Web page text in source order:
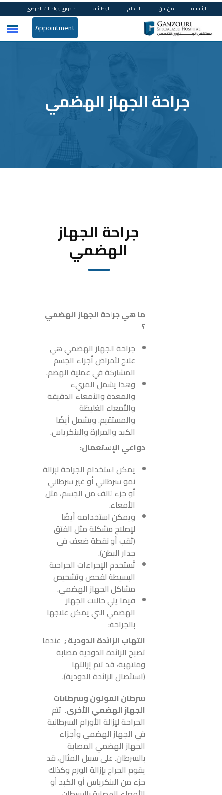
الرئيسية من نحن الاعلام الوظائف حقوق وواجبات المرضى
Appointment
جراحة الجهاز الهضمي
جراحة الجهاز
الهضمي
ما هي جراحة الجهاز الهضمي
؟
جراحة الجهاز الهضمي هي
علاج لأمراض أجزاء الجسم
المشاركة في عملية الهضم.
وهذا يشمل المريء
والمعدة والأمعاء الدقيقة
والأمعاء الغليظة
والمستقيم. ويشمل أيضًا
الكبد والمرارة والبنكرياس.
دواعي الإستعمال:
يمكن استخدام الجراحة لإزالة
نمو سرطاني أو غير سرطاني
أو جزء تالف من الجسم، مثل
الأمعاء.
ويمكن استخدامه أيضًا
لإصلاح مشكلة مثل الفتق
(ثقب أو نقطة ضعف في
جدار البطن).
تُستخدم الإجراءات الجراحية
البسيطة لفحص وتشخيص
مشاكل الجهاز الهضمي.
فيما يلي حالات الجهاز
الهضمي التي يمكن علاجها
بالجراحة:
التهاب الزائدة الدودية ; عندما
تصبح الزائدة الدودية مصابة
وملتهبة، قد تتم إزالتها
(استئصال الزائدة الدودية).
سرطان القولون وسرطانات
الجهاز الهضمي الأخرى. تتم
الجراحة لإزالة الأورام السرطانية
في الجهاز الهضمي وأجزاء
الجهاز الهضمي المصابة
بالسرطان. على سبيل المثال، قد
يقوم الجراح بإزالة الورم وكذلك
جزء من البنكرياس أو الكبد أو